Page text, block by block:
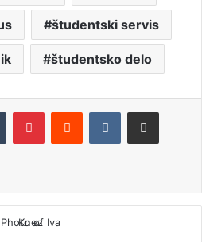
študentski servis
študentsko delo